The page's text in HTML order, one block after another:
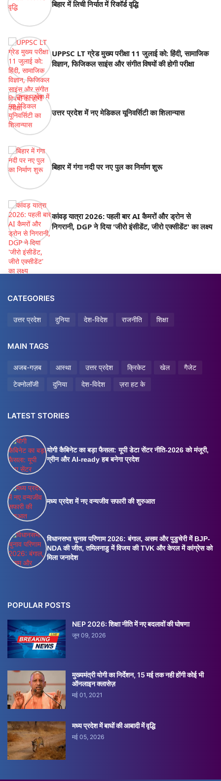
बिहार में लिची निर्यात में रिकॉर्ड वृद्धि
UPPSC LT ग्रेड मुख्य परीक्षा 11 जुलाई को: हिंदी, सामाजिक
विज्ञान, फिजिकल साइंस और संगीत विषयों की होगी परीक्षा
उत्तर प्रदेश में नए मेडिकल यूनिवर्सिटी का शिलान्यास
बिहार में गंगा नदी पर नए पुल का निर्माण शुरू
कांवड़ यात्रा 2026: पहली बार AI कैमरों और ड्रोन से
निगरानी, DGP ने दिया 'जीरो इंसीडेंट, जीरो एक्सीडेंट' का लक्ष्य
CATEGORIES
उत्तर प्रदेश दुनिया देश-विदेश राजनीति शिक्षा
MAIN TAGS
अजब-गज़ब आस्था उत्तर प्रदेश क्रिकेट खेल
गैजेट
टेक्नोलॉजी
दुनिया देश-विदेश ज़रा हट के
LATEST STORIES
योगी कैबिनेट का बड़ा फैसला: यूपी डेटा सेंटर नीति-2026 को मंजूरी,
ग्रीन और AI-ready हब बनेगा प्रदेश
मध्य प्रदेश में नए वन्यजीव सफारी की शुरुआत
विधानसभा चुनाव परिणाम 2026: बंगाल, असम और पुडुचेरी में BJP-
NDA की जीत, तमिलनाडु में विजय की TVK और केरल में कांग्रेस को
मिला जनादेश
POPULAR POSTS
NEP 2026: शिक्षा नीति में नए बदलावों की घोषणा
जून 09, 2026
मुख्यमंत्री योगी का निर्देशन, 15 मई तक नही होंगी कोई भी
ऑनलाइन क्लासेज़
मई 01, 2021
मध्य प्रदेश में बाघों की आबादी में वृद्धि
मई 05, 2026